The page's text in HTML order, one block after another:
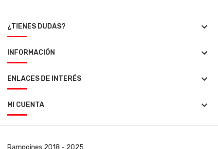
¿TIENES DUDAS? keyboard_arrow_down
INFORMACIÓN keyboard_arrow_down
ENLACES DE INTERÉS keyboard_arrow_down
MI CUENTA keyboard_arrow_down
Rampoines 2018 - 2025